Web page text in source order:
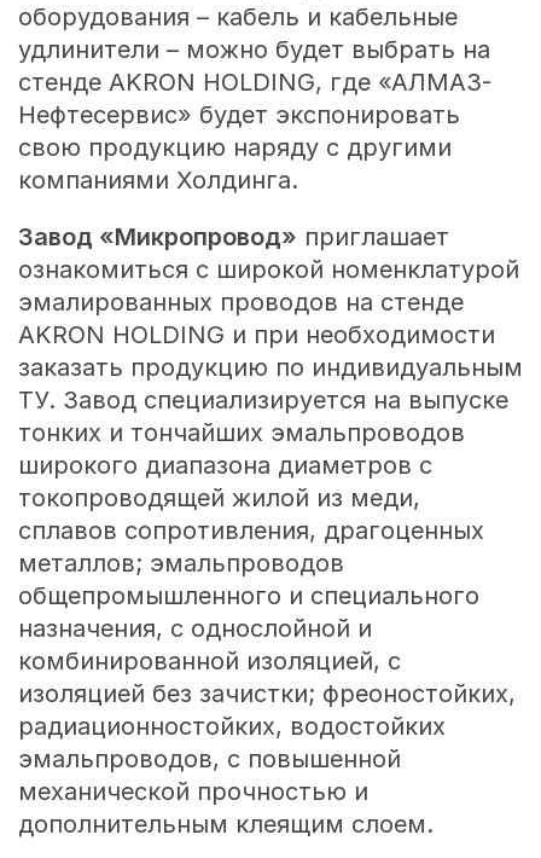
оборудования – кабель и кабельные
удлинители – можно будет выбрать на
стенде AKRON HOLDING, где «АЛМАЗ-
Нефтесервис» будет экспонировать
свою продукцию наряду с другими
компаниями Холдинга.
Завод «Микропровод» приглашает
ознакомиться с широкой номенклатурой
эмалированных проводов на стенде
AKRON HOLDING и при необходимости
заказать продукцию по индивидуальным
ТУ. Завод специализируется на выпуске
тонких и тончайших эмальпроводов
широкого диапазона диаметров с
токопроводящей жилой из меди,
сплавов сопротивления, драгоценных
металлов; эмальпроводов
общепромышленного и специального
назначения, с однослойной и
комбинированной изоляцией, с
изоляцией без зачистки; фреоностойких,
радиационностойких, водостойких
эмальпроводов, с повышенной
механической прочностью и
дополнительным клеящим слоем.